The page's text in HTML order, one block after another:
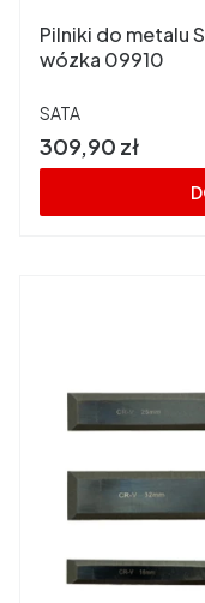
Pilniki do metalu
wózka 09910
PRODUCENT
SATA
Cena
309,90 zł